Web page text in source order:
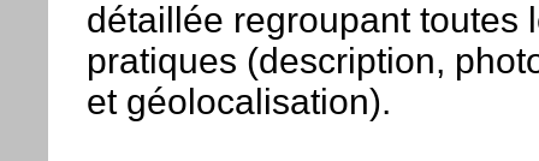
détaillée regroupant toutes
pratiques (description,
et géolocalisation).